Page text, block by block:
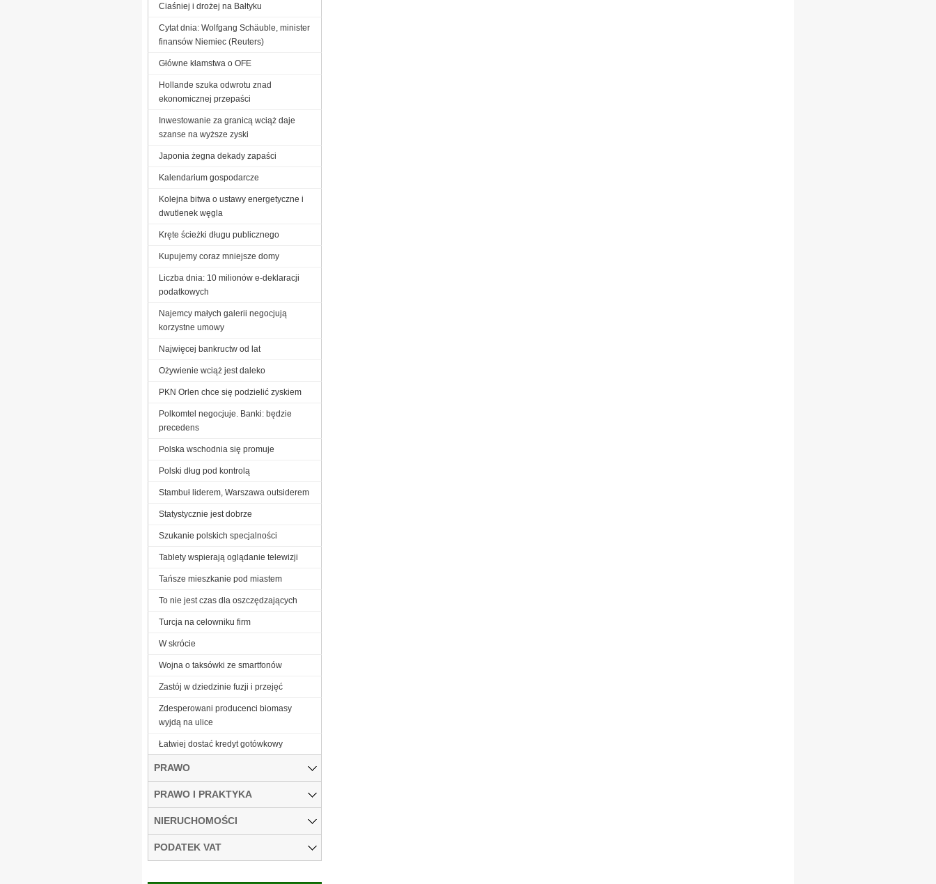
Ciaśniej i drożej na Bałtyku
Cytat dnia: Wolfgang Schäuble, minister
finansów Niemiec (Reuters)
Główne kłamstwa o OFE
Hollande szuka odwrotu znad
ekonomicznej przepaści
Inwestowanie za granicą wciąż daje
szanse na wyższe zyski
Japonia żegna dekady zapaści
Kalendarium gospodarcze
Kolejna bitwa o ustawy energetyczne i
dwutlenek węgla
Kręte ścieżki długu publicznego
Kupujemy coraz mniejsze domy
Liczba dnia: 10 milionów e-deklaracji
podatkowych
Najemcy małych galerii negocjują
korzystne umowy
Najwięcej bankructw od lat
Ożywienie wciąż jest daleko
PKN Orlen chce się podzielić zyskiem
Polkomtel negocjuje. Banki: będzie
precedens
Polska wschodnia się promuje
Polski dług pod kontrolą
Stambuł liderem, Warszawa outsiderem
Statystycznie jest dobrze
Szukanie polskich specjalności
Tablety wspierają oglądanie telewizji
Tańsze mieszkanie pod miastem
To nie jest czas dla oszczędzających
Turcja na celowniku firm
W skrócie
Wojna o taksówki ze smartfonów
Zastój w dziedzinie fuzji i przejęć
Zdesperowani producenci biomasy
wyjdą na ulice
Łatwiej dostać kredyt gotówkowy
PRAWO
PRAWO I PRAKTYKA
NIERUCHOMOŚCI
PODATEK VAT